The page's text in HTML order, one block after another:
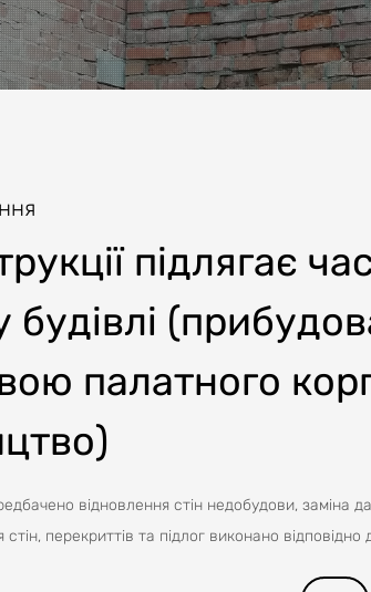
підлягає
будівлі
палатного
відновлення стін недобудови, заміна
перекриттів та підлог виконано